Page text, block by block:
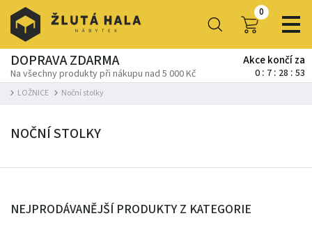
0
DOPRAVA ZDARMA
Na všechny produkty při nákupu nad 5 000 Kč
Akce končí za
0 7 28 51
LOŽNICE Noční stolky
NOČNÍ STOLKY
NEJPRODÁVANĚJŠÍ PRODUKTY Z KATEGORIE